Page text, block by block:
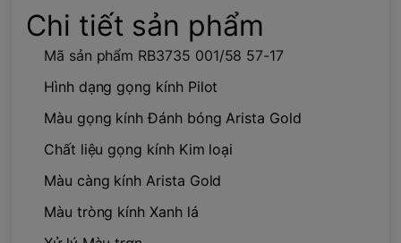
Chi tiết sản phẩm
Mã sản phẩm RB3735 001/58 57-17
Hình dạng gọng kính Pilot
Màu gọng kính Đánh bóng Arista Gold
Chất liệu gọng kính Kim loại
Màu càng kính Arista Gold
Màu tròng kính Xanh lá